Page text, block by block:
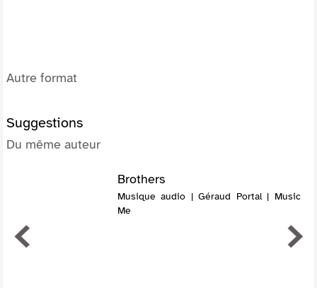
Autre format
Suggestions
Du même auteur
Brothers
Musique audio | Géraud Portal | Music
Me